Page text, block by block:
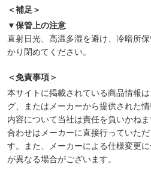
＜補足＞
▼保管上の注意
直射日光、高温多湿を避け、冷暗所
かり閉めてください。
＜免責事項＞
本サイトに掲載されている商品情報
グ、またはメーカーから提供された
内容について当社は責任を負いかね
合わせはメーカーに直接行っていた
す。また、メーカーによる仕様変更
が異なる場合がございます。